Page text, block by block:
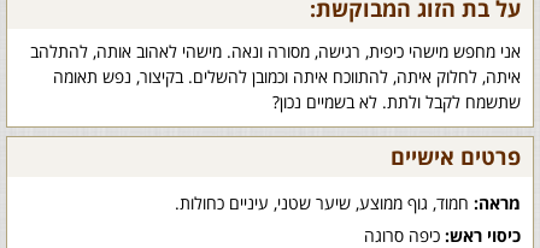
על בת הזוג המבוקשת:
אני מחפש מישהי כיפית, רגישה, מסורה ונאה. מישהי לאהוב אותה, להתלהב
איתה, לחלוק איתה, להתווכח איתה וכמובן להשלים. בקיצור, נפש תאומה
שתשמח לקבל ולתת. לא בשמיים נכון?
פרטים אישיים
מראה: חמוד, גוף ממוצע, שיער שטני, עיניים כחולות.
כיסוי ראש: כיפה סרוגה